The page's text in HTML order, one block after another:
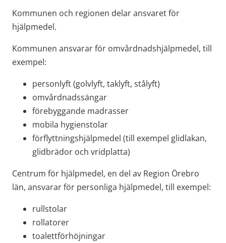
Kommunen och regionen delar ansvaret för
hjälpmedel.
Kommunen ansvarar för omvårdnadshjälpmedel, till
exempel:
personlyft (golvlyft, taklyft, stålyft)
omvårdnadssängar
förebyggande madrasser
mobila hygienstolar
förflyttningshjälpmedel (till exempel glidlakan,
glidbrädor och vridplatta)
Centrum för hjälpmedel, en del av Region Örebro
län, ansvarar för personliga hjälpmedel, till exempel:
rullstolar
rollatorer
toalettförhöjningar